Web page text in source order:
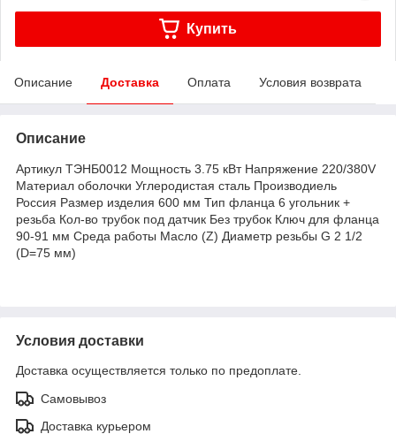
Купить
Описание Доставка Оплата Условия возврата
Описание
Артикул ТЭНБ0012 Мощность 3.75 кВт Напряжение 220/380V
Материал оболочки Углеродистая сталь Производиель
Россия Размер изделия 600 мм Тип фланца 6 угольник +
резьба Кол-во трубок под датчик Без трубок Ключ для фланца
90-91 мм Среда работы Масло (Z) Диаметр резьбы G 2 1/2
(D=75 мм)
Условия доставки
Доставка осуществляется только по предоплате.
Самовывоз
Доставка курьером